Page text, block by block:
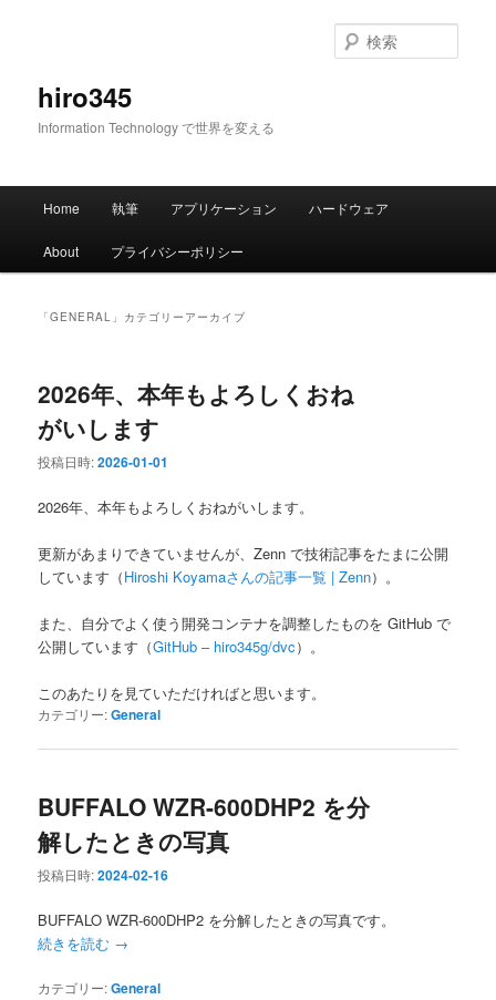
hiro345
Information Technology で世界を変える
索
メ
Home 執筆 アプリケーション ハードウェア
About プライバシーポリシー
「GENERAL 」カテゴリーアーカイブ
2026年、本年もよろしくおね
がいします
投稿日時:2026-01-01
2026年、本年もよろしくおねがいします。
更新があまりできていませんが、Zenn で技術記事をたまに公開
しています（Hiroshi Koyamaさんの記事一覧 | Zenn）。
また、自分でよく使う開発コンテナを調整したものを GitHub で
公開しています（GitHub – hiro345g/dvc）。
このあたりを見ていただければと思います。
カテゴリー:General
BUFFALO WZR-600DHP2 を分
解したときの写真
投稿日時:2024-02-16
BUFFALO WZR-600DHP2 を分解したときの写真です。
続きを読む →
カテゴリー:General